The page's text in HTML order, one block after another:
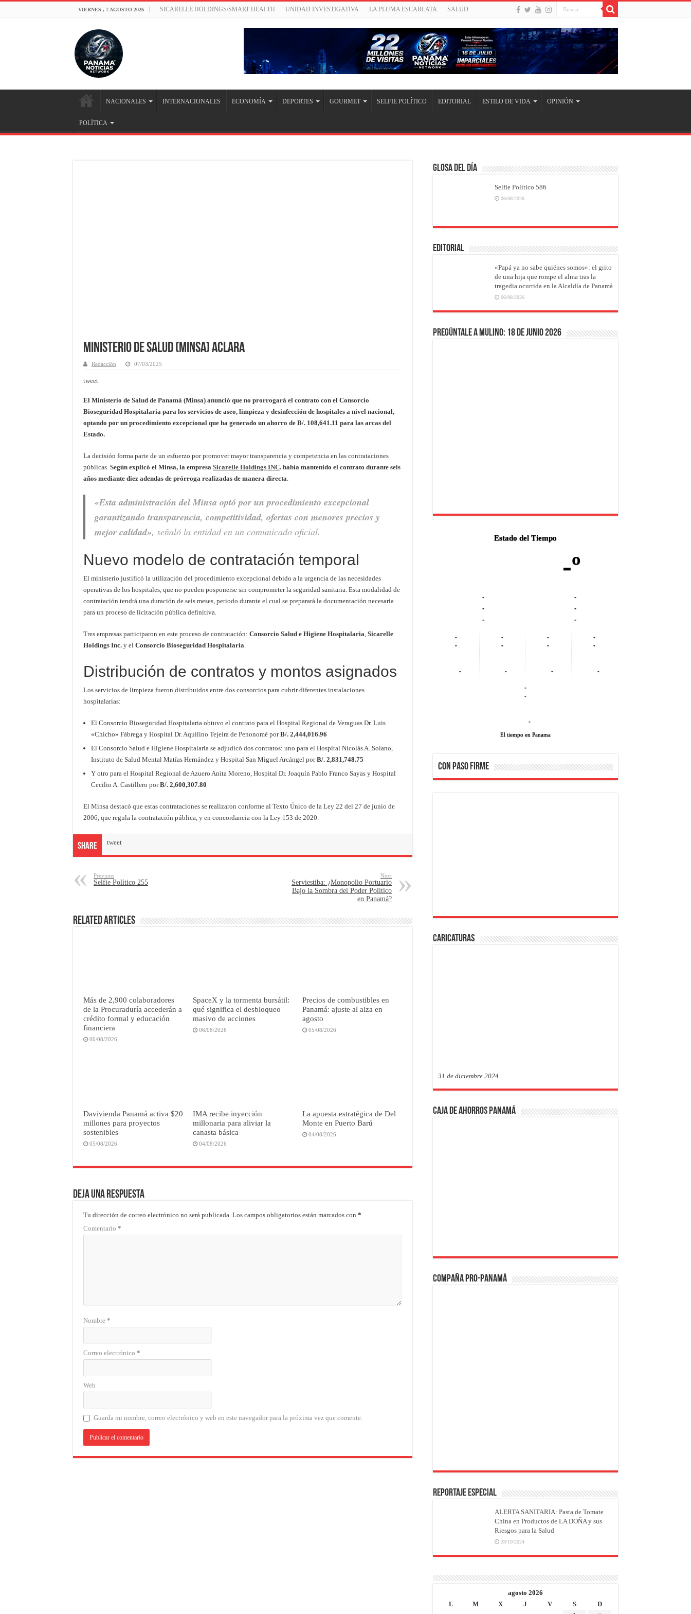
VIERNES , 7 AGOSTO 2026 SICARELLE HOLDINGS/SMART HEALTH UNIDAD INVESTIGATIVA LA PLUMA ESCARLATA SALUD
NACIONALES INTERNACIONALES ECONOMÍA DEPORTES GOURMET SELFIE POLÍTICO EDITORIAL ESTILO DE VIDA OPINIÓN
POLÍTICA
Ministerio de Salud (Minsa) Aclara
Redacción 07/03/2025
tweet
El Ministerio de Salud de Panamá (Minsa) anunció que no prorrogará el contrato con el Consorcio
Bioseguridad Hospitalaria para los servicios de aseo, limpieza y desinfección de hospitales a nivel nacional,
optando por un procedimiento excepcional que ha generado un ahorro de B/. 108,641.11 para las arcas del
Estado.
La decisión forma parte de un esfuerzo por promover mayor transparencia y competencia en las contrataciones
públicas. Según explicó el Minsa, la empresa Sicarelle Holdings INC. había mantenido el contrato durante seis
años mediante diez adendas de prórroga realizadas de manera directa
«Esta administración del Minsa optó por un procedimiento excepcional
garantizando transparencia, competitividad, ofertas con menores precios y
mejor calidad», señaló la entidad en un comunicado oficial.
Nuevo modelo de contratación temporal
El ministerio justificó la utilización del procedimiento excepcional debido a la urgencia de las necesidades
operativas de los hospitales, que no pueden posponerse sin comprometer la seguridad sanitaria. Esta modalidad de
contratación tendrá una duración de seis meses, periodo durante el cual se preparará la documentación necesaria
para un proceso de licitación pública definitiva.
Tres empresas participaron en este proceso de contratación: Consorcio Salud e Higiene Hospitalaria Sicarelle
Holdings Inc. y el Consorcio Bioseguridad Hospitalaria
Distribución de contratos y montos asignados
Los servicios de limpieza fueron distribuidos entre dos consorcios para cubrir diferentes instalaciones
hospitalarias:
El Consorcio Bioseguridad Hospitalaria obtuvo el contrato para el Hospital Regional de Veraguas Dr. Luis
«Chicho» Fábrega y Hospital Dr. Aquilino Tejeira de Penonomé porB/. 2,444,016.96
El Consorcio Salud e Higiene Hospitalaria se adjudicó dos contratos: uno para el Hospital Nicolás A. Solano,
Instituto de Salud Mental Matías Hernández y Hospital San Miguel Arcángel porB/. 2,831,748.75
Y otro para el Hospital Regional de Azuero Anita Moreno, Hospital Dr. Joaquín Pablo Franco Sayas y Hospital
Cecilio A. Castillero porB/. 2,600,307.80
El Minsa destacó que estas contrataciones se realizaron conforme al Texto Único de la Ley 22 del 27 de junio de
2006, que regula la contratación pública, y en concordancia con la Ley 153 de 2020.
Share tweet
Previous
Selfie Político 255
Next
Serviestiba: ¿Monopolio Portuario
Bajo la Sombra del Poder Político
en Panamá?
Related Articles
Más de 2,900 colaboradores
de la Procuraduría accederán a
crédito formal y educación
financiera
06/08/2026
SpaceX y la tormenta bursátil:
qué significa el desbloqueo
masivo de acciones
06/08/2026
Precios de combustibles en
Panamá: ajuste al alza en
agosto
05/08/2026
Davivienda Panamá activa $20
millones para proyectos
sostenibles
05/08/2026
IMA recibe inyección
millonaria para aliviar la
canasta básica
04/08/2026
La apuesta estratégica de Del
Monte en Puerto Barú
04/08/2026
Deja una respuesta
Tu dirección de correo electrónico no será publicada. Los campos obligatorios están marcados con *
Comentario *
Nombre *
Correo electrónico *
Web
Guarda mi nombre, correo electrónico y web en este navegador para la próxima vez que comente.
Glosa del Día
Selfie Político 586
06/08/2026
EDITORIAL
«Papá ya no sabe quiénes somos»: el grito
de una hija que rompe el alma tras la
tragedia ocurrida en la Alcaldía de Panamá
06/08/2026
Pregúntale a Mulino: 18 de junio 2026
Estado del Tiempo
-º
-
-
-
-
-
-
-
-
-
-
-
-
-
-
-
-
-
-
-
-
-
El tiempo en Panama
CON PASO FIRME
Caricaturas
31 de diciembre 2024
Caja de Ahorros Panamá
Compaña PRO-Panamá
REPORTAJE ESPECIAL
ALERTA SANITARIA: Pasta de Tomate
China en Productos de LA DOÑA y sus
Riesgos para la Salud
28/10/2024
agosto 2026
L
M X J V S
D